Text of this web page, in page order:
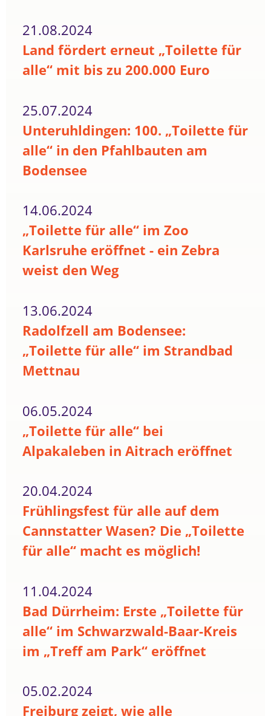
21.08.2024
Land fördert erneut „Toilette für
alle“ mit bis zu 200.000 Euro
25.07.2024
Unteruhldingen: 100. „Toilette für
alle“ in den Pfahlbauten am
Bodensee
14.06.2024
„Toilette für alle“ im Zoo
Karlsruhe eröffnet - ein Zebra
weist den Weg
13.06.2024
Radolfzell am Bodensee:
„Toilette für alle“ im Strandbad
Mettnau
06.05.2024
„Toilette für alle“ bei
Alpakaleben in Aitrach eröffnet
20.04.2024
Frühlingsfest für alle auf dem
Cannstatter Wasen? Die „Toilette
für alle“ macht es möglich!
11.04.2024
Bad Dürrheim: Erste „Toilette für
alle“ im Schwarzwald-Baar-Kreis
im „Treff am Park“ eröffnet
05.02.2024
Freiburg zeigt, wie alle